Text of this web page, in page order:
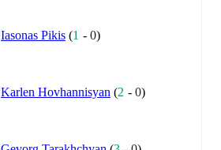
Iasonas Pikis (1 -0)
Karlen Hovhannisyan (2 -0)